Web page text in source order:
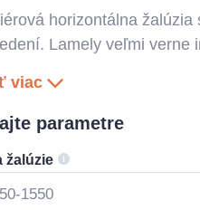
horizontálna
Lamely veľmi verne
viac
parametre
žalúzie